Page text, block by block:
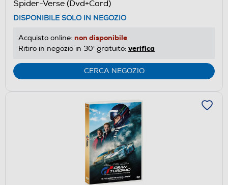
Spider-Verse (Dvd+Card)
DISPONIBILE SOLO IN NEGOZIO
Acquisto online: non disponibile
Ritiro in negozio in 30' gratuito: verifica
CERCA NEGOZIO